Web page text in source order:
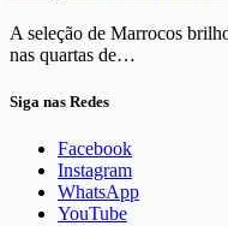
A seleção de Marrocos
nas quartas de…
Siga nas Redes
Facebook
Instagram
WhatsApp
YouTube